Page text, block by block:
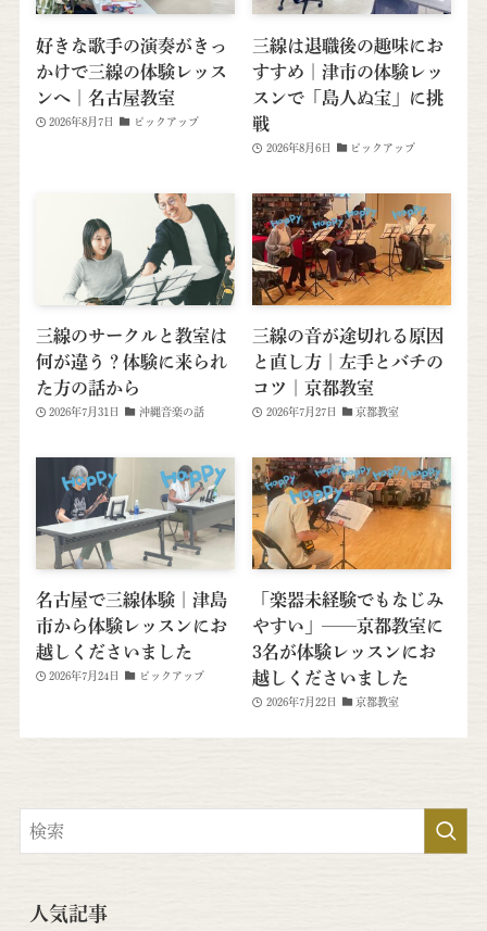
好きな歌手の演奏がきっ
かけで三線の体験レッス
ンへ｜名古屋教室
2026年8月7日 ピックアップ
三線は退職後の趣味にお
すすめ｜津市の体験レッ
スンで「島人ぬ宝」に挑
戦
2026年8月6日 ピックアップ
三線のサークルと教室は
何が違う？体験に来られ
た方の話から
2026年7月31日 沖縄音楽の話
三線の音が途切れる原因
と直し方｜左手とバチの
コツ｜京都教室
2026年7月27日 京都教室
名古屋で三線体験｜津島
市から体験レッスンにお
越しくださいました
2026年7月24日 ピックアップ
「楽器未経験でもなじみ
やすい」──京都教室に
3名が体験レッスンにお
越しくださいました
2026年7月22日 京都教室
人気記事